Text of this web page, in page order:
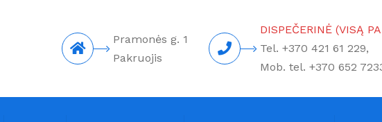
Pramonės g. 1
Pakruojis
DISPEČERINĖ (VISĄ
Tel. +370 421 61 229,
Mob. tel. +370 652